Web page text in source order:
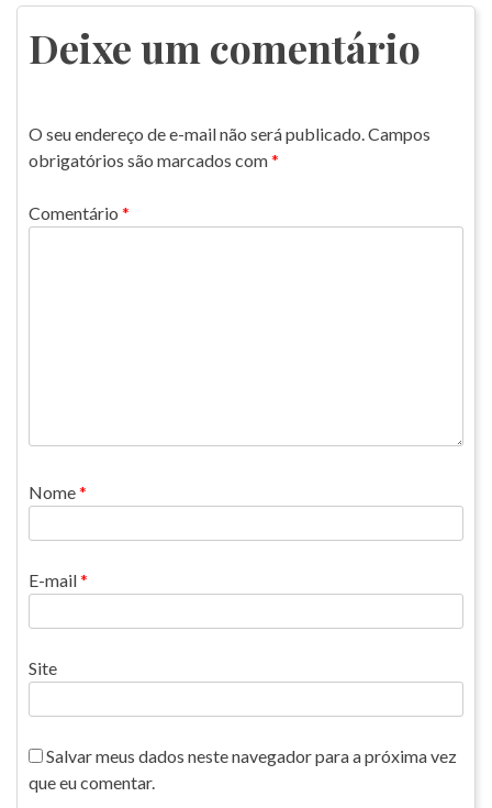
Post
Deixe um comentário
O seu endereço de e-mail não será publicado.Campos
obrigatórios são marcados com*
Comentário *
Nome*
E-mail*
Site
Salvar meus dados neste navegador para a próxima vez
que eu comentar.